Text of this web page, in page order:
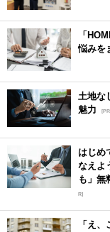
「
悩みを
土地な
魅力
[PR]
はじめ
なえよ
も」無
R]
「え